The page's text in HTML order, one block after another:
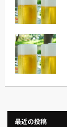
最近の投稿